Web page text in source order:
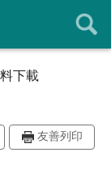
下載
友善列印